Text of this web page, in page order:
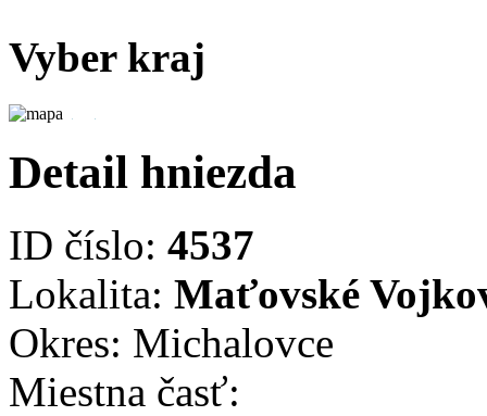
Vyber kraj
Detail hniezda
ID číslo: 4537
Lokalita: Maťovské
Okres: Michalovce
Miestna časť: